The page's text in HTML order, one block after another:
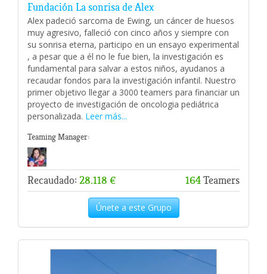
Fundación La sonrisa de Alex
Alex padeció sarcoma de Ewing, un cáncer de huesos
muy agresivo, falleció con cinco años y siempre con
su sonrisa eterna, participo en un ensayo experimental
, a pesar que a él no le fue bien, la investigación es
fundamental para salvar a estos niños, ayudanos a
recaudar fondos para la investigación infantil. Nuestro
primer objetivo llegar a 3000 teamers para financiar un
proyecto de investigación de oncologia pediátrica
personalizada. Leer más...
Teaming Manager:
Recaudado: 28.118 € 164Teamers
Únete a este Grupo